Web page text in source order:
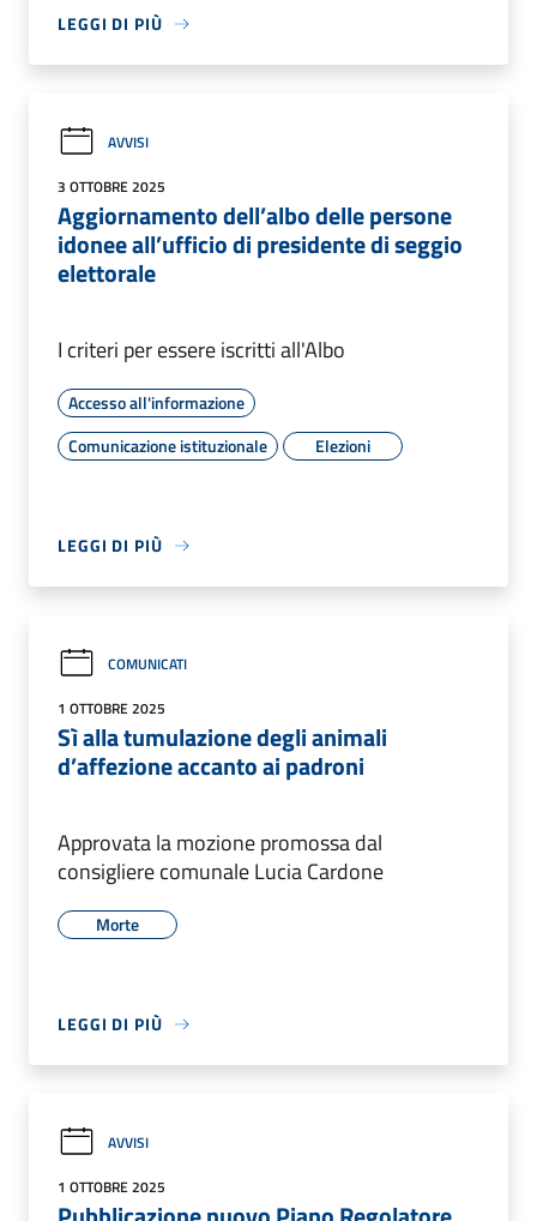
LEGGI DI PIÙ
AVVISI
3 OTTOBRE 2025
Aggiornamento dell’albo delle persone
idonee all’ufficio di presidente di seggio
elettorale
I criteri per essere iscritti all'Albo
Accesso all'informazione
Comunicazione istituzionale
Elezioni
LEGGI DI PIÙ
COMUNICATI
1 OTTOBRE 2025
Sì alla tumulazione degli animali
d’affezione accanto ai padroni
Approvata la mozione promossa dal
consigliere comunale Lucia Cardone
Morte
LEGGI DI PIÙ
AVVISI
1 OTTOBRE 2025